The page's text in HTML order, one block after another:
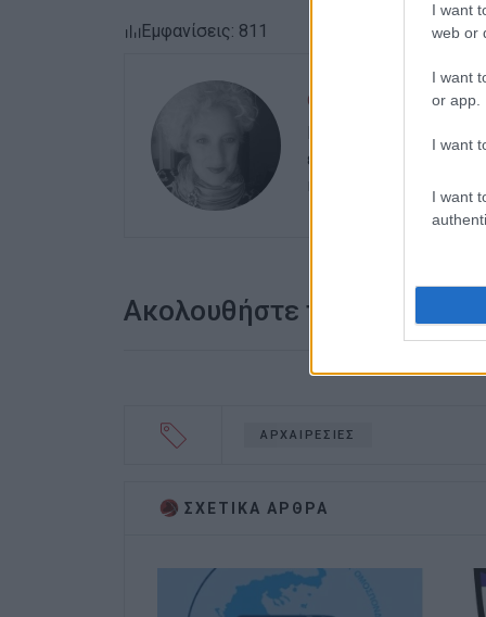
I want
web or
I want
or app.
I want
I want
Εμφανίσεις: 811
ΕΛΕΝΗ ΚΟΡΩΝΑΚΗ
ευθύνης. Ειδικεύεται
Ακολουθήστε το enimerosi
ΑΡΧΑΙΡΕΣΙΕΣ
ΣΧΕΤΙΚA AΡΘΡΑ